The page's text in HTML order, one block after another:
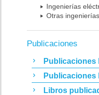
Ingenierías
Otras
Publicaciones
Publicaciones
Publicaciones
Libros